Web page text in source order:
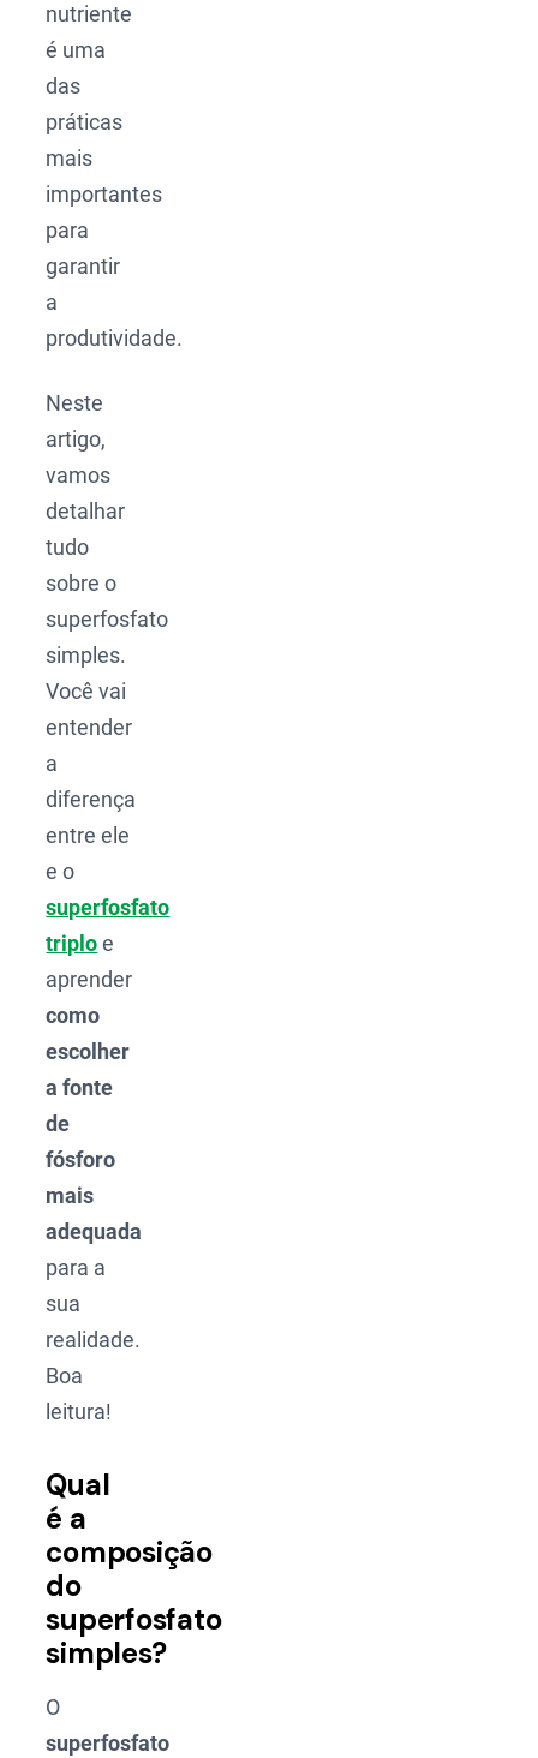
nutriente
é uma
das
práticas
mais
importantes
para
garantir
a
produtividade.
Neste
artigo,
vamos
detalhar
tudo
sobre o
superfosfato
simples.
Você vai
entender
a
diferença
entre ele
e o
superfosfato
triploe
aprender
como
escolher
a fonte
de
fósforo
mais
adequada
para a
sua
realidade.
Boa
leitura!
Qual
é a
composição
do
superfosfato
simples?
O
superfosfato